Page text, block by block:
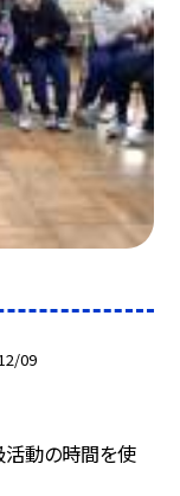
09
活動の時間を使